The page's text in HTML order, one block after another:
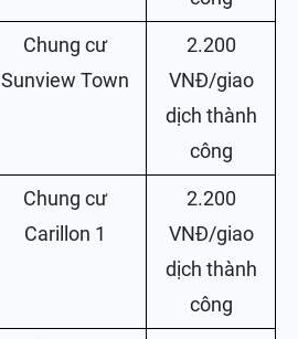
Chung cư
Sunview Town
2.200
VNĐ/giao
dịch thành
công
Chung cư
Carillon 1
2.200
VNĐ/giao
dịch thành
công